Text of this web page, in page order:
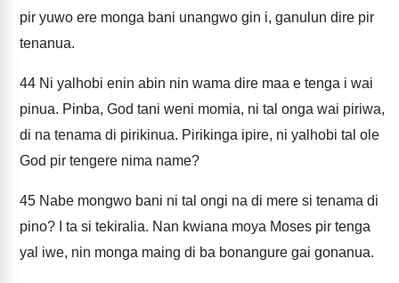
pir yuwo ere monga bani unangwo gin i, ganulun dire pir
tenanua.
44 Ni yalhobi enin abin nin wama dire maa e tenga i wai
pinua. Pinba, God tani weni momia, ni tal onga wai piriwa,
di na tenama di pirikinua. Pirikinga ipire, ni yalhobi tal ole
God pir tengere nima name?
45 Nabe mongwo bani ni tal ongi na di mere si tenama di
pino? I ta si tekiralia. Nan kwiana moya Moses pir tenga
yal iwe, nin monga maing di ba bonangure gai gonanua.